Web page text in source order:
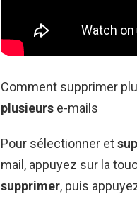
Comment supprimer
plusieurs e-mails
Pour sélectionner et
mail, appuyez sur la
supprimer, puis